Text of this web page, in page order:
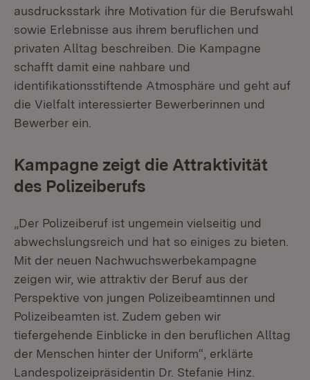
ausdrucksstark ihre Motivation für die Berufswahl
sowie Erlebnisse aus ihrem beruflichen und
privaten Alltag beschreiben. Die Kampagne
schafft damit eine nahbare und
identifikationsstiftende Atmosphäre und geht auf
die Vielfalt interessierter Bewerberinnen und
Bewerber ein.
Kampagne zeigt die Attraktivität
des Polizeiberufs
„Der Polizeiberuf ist ungemein vielseitig und
abwechslungsreich und hat so einiges zu bieten.
Mit der neuen Nachwuchswerbekampagne
zeigen wir, wie attraktiv der Beruf aus der
Perspektive von jungen Polizeibeamtinnen und
Polizeibeamten ist. Zudem geben wir
tiefergehende Einblicke in den beruflichen Alltag
der Menschen hinter der Uniform“, erklärte
Landespolizeipräsidentin Dr. Stefanie Hinz.